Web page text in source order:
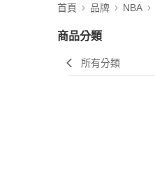
首頁 品牌 NBA
商品分類
所有分類